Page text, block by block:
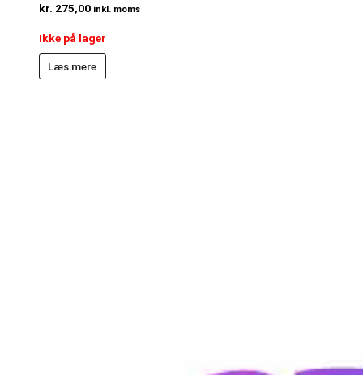
kr. 275,00 inkl. moms
Ikke på lager
Læs mere